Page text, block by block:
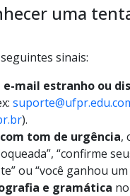
uma
sinais:
e-mail estranho ou
).
tom de urgência,
“confirme
ou “você ganhou um
e gramática